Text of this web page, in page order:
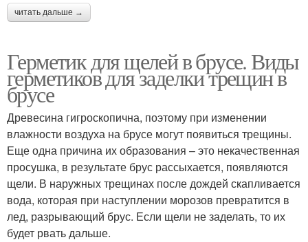
читать дальше →
Герметик для щелей в брусе. Виды
герметиков для заделки трещин в
брусе
Древесина гигроскопична, поэтому при изменении
влажности воздуха на брусе могут появиться трещины.
Еще одна причина их образования – это некачественная
просушка, в результате брус рассыхается, появляются
щели. В наружных трещинах после дождей скапливается
вода, которая при наступлении морозов превратится в
лед, разрывающий брус. Если щели не заделать, то их
будет рвать дальше.